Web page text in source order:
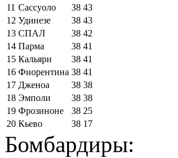
11 Сассуоло 38 43
12 Удинезе 38 43
13 СПАЛ 38 42
14 Парма 38 41
15 Кальяри 38 41
16 Фиорентина 38 41
17 Дженоа 38 38
18 Эмполи 38 38
19 Фрозиноне 38 25
20 Кьево 38 17
Бомбардиры: